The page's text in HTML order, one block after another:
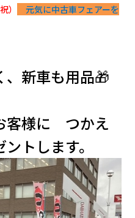
リコ
お問
）
元気に中古車フェアーを
新車も用品🎁
客様に つかえ
トします。